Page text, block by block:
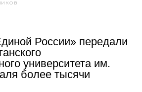
России» передали
университета им.
более тысячи